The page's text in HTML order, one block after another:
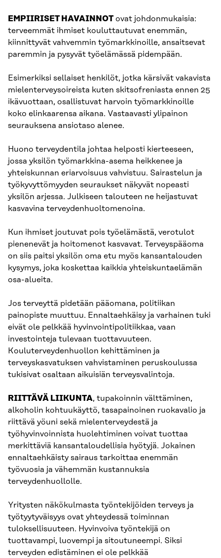
EMPIIRISET HAVAINNOT ovat johdonmukaisia:
terveemmät ihmiset kouluttautuvat enemmän,
kiinnittyvät vahvemmin työmarkkinoille, ansaitsevat
paremmin ja pysyvät työelämässä pidempään.
Esimerkiksi sellaiset henkilöt, jotka kärsivät vakavista
mielenterveysoireista kuten skitsofreniasta ennen 25
ikävuottaan, osallistuvat harvoin työmarkkinoille
koko elinkaarensa aikana. Vastaavasti ylipainon
seurauksena ansiotaso alenee.
Huono terveydentila johtaa helposti kierteeseen,
jossa yksilön työmarkkina-asema heikkenee ja
yhteiskunnan eriarvoisuus vahvistuu. Sairastelun ja
työkyvyttömyyden seuraukset näkyvät nopeasti
yksilön arjessa. Julkiseen talouteen ne heijastuvat
kasvavina terveydenhuoltomenoina.
Kun ihmiset joutuvat pois työelämästä, verotulot
pienenevät ja hoitomenot kasvavat. Terveyspääoma
on siis paitsi yksilön oma etu myös kansantalouden
kysymys, joka koskettaa kaikkia yhteiskuntaelämän
osa-alueita.
Jos terveyttä pidetään pääomana, politiikan
painopiste muuttuu. Ennaltaehkäisy ja varhainen tuki
eivät ole pelkkää hyvinvointipolitiikkaa, vaan
investointeja tulevaan tuottavuuteen.
Kouluterveydenhuollon kehittäminen ja
terveyskasvatuksen vahvistaminen peruskoulussa
tukisivat osaltaan aikuisiän terveysvalintoja.
RIITTÄVÄ LIIKUNTA, tupakoinnin välttäminen,
alkoholin kohtuukäyttö, tasapainoinen ruokavalio ja
riittävä yöuni sekä mielenterveydestä ja
työhyvinvoinnista huolehtiminen voivat tuottaa
merkittäviä kansantaloudellisia hyötyjä. Jokainen
ennaltaehkäisty sairaus tarkoittaa enemmän
työvuosia ja vähemmän kustannuksia
terveydenhuollolle.
Yritysten näkökulmasta työntekijöiden terveys ja
työtyytyväisyys ovat yhteydessä toiminnan
tuloksellisuuteen. Hyvinvoiva työntekijä on
tuottavampi, luovempi ja sitoutuneempi. Siksi
terveyden edistäminen ei ole pelkkää